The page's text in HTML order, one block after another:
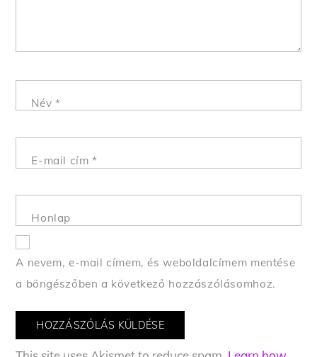
Név *
E-mail cím*
Honlap
A nevem, e-mail címem, és weboldalcímem mentése
a böngészőben a következő hozzászólásomhoz.